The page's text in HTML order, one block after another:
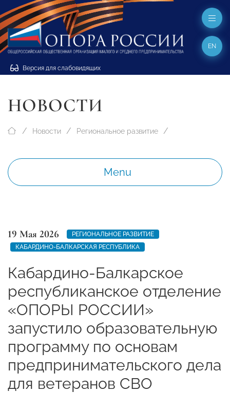
Версия для слабовидящих
EN
НОВОСТИ
Новости Региональное развитие
Menu
19 Мая 2026
РЕГИОНАЛЬНОЕ РАЗВИТИЕ
КАБАРДИНО-БАЛКАРСКАЯ РЕСПУБЛИКА
Кабардино-Балкарское
республиканское отделение
«ОПОРЫ РОССИИ»
запустило образовательную
программу по основам
предпринимательского дела
для ветеранов СВО